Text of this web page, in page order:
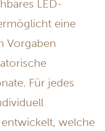
LED-
eine
Vorgaben
Für jedes
welche